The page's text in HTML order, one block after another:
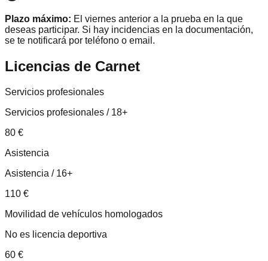
Plazo máximo: El viernes anterior a la prueba en la que
deseas participar. Si hay incidencias en la documentación,
se te notificará por teléfono o email.
Licencias de Carnet
Servicios profesionales
Servicios profesionales / 18+
80 €
Asistencia
Asistencia / 16+
110 €
Movilidad de vehículos homologados
No es licencia deportiva
60 €